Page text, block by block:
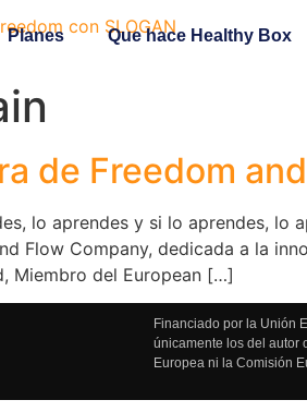
Planes Que hace Healthy Box
de Freedom
lo aprendes y si lo aprendes, lo
Flow Company, dedicada a la
Miembro del European […]
Financiado por la Unión
únicamente los del autor
Europea ni la Comisión